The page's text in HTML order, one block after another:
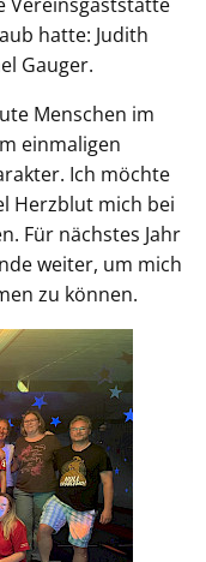
hatte: Judith
Gauger.
Menschen im
einmaligen
Ich möchte
Herzblut mich bei
Für nächstes Jahr
weiter, um mich
zu können.